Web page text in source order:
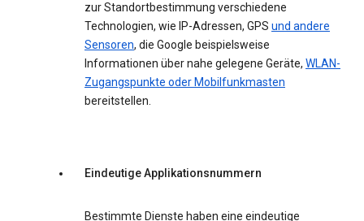
zur Standortbestimmung verschiedene
Technologien, wie IP-Adressen, GPS und andere
Sensoren, die Google beispielsweise
Informationen über nahe gelegene Geräte, WLAN-
Zugangspunkte oder Mobilfunkmasten
bereitstellen.
Eindeutige Applikationsnummern
Bestimmte Dienste haben eine eindeutige